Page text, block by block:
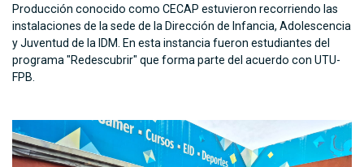
Producción conocido como CECAP estuvieron recorriendo las
instalaciones de la sede de la Dirección de Infancia, Adolescencia
y Juventud de la IDM. En esta instancia fueron estudiantes del
programa "Redescubrir" que forma parte del acuerdo con UTU-
FPB.